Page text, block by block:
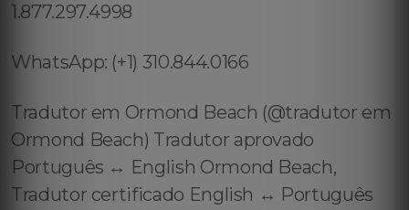
1.877.297.4998
WhatsApp: (+1) 310.844.0166
Tradutor em Ormond Beach (@tradutor em
Ormond Beach) Tradutor aprovado
Português ↔️ English Ormond Beach,
Tradutor certificado English ↔️ Português